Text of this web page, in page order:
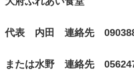
代表 内田 連絡先
または水野 連絡先